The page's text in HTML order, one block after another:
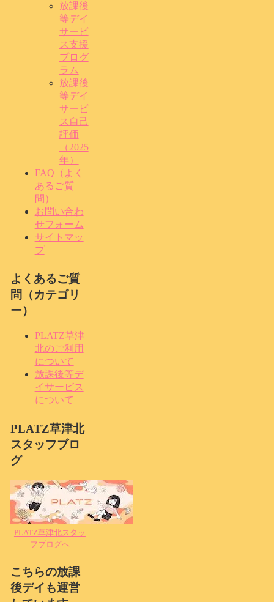
放課後
等デイ
サービ
ス支援
プログ
ラム
放課後
等デイ
サービ
ス自己
評価
（2025
年）
FAQ（よく
あるご質
問）
お問い合わ
せフォーム
サイトマッ
プ
よくあるご質
問（カテゴリ
ー）
PLATZ草津
北のご利用
について
放課後等デ
イサービス
について
PLATZ草津北
スタッフブロ
グ
PLATZ草津北スタッ
フブログへ
こちらの放課
後デイも運営